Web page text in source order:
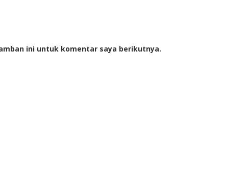
ini untuk komentar saya berikutnya.